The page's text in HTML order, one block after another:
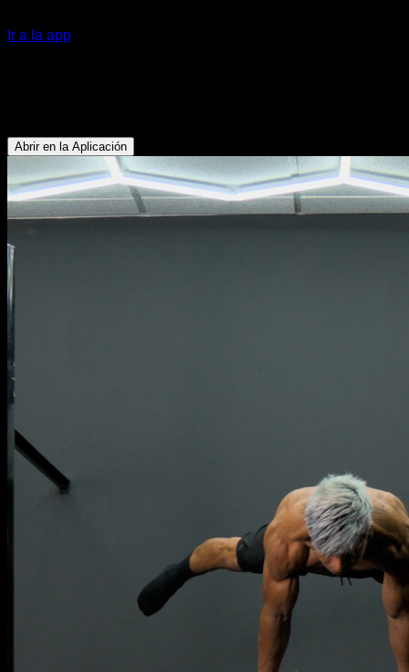
Ir a la app
Abrir en la Aplicación